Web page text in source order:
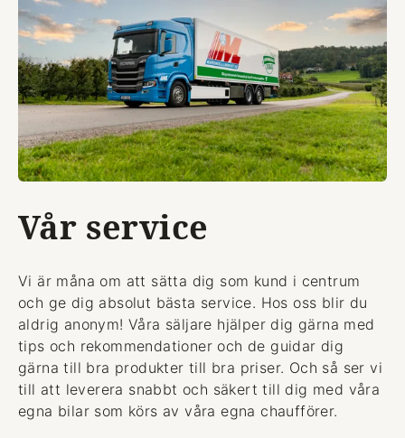
Vår service
Vi är måna om att sätta dig som kund i centrum
och ge dig absolut bästa service. Hos oss blir du
aldrig anonym! Våra säljare hjälper dig gärna med
tips och rekommendationer och de guidar dig
gärna till bra produkter till bra priser. Och så ser vi
till att leverera snabbt och säkert till dig med våra
egna bilar som körs av våra egna chaufförer.